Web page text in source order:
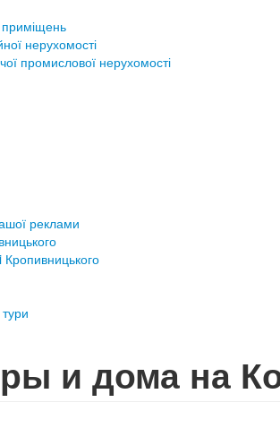
нерухомості
промислової нерухомості
реклами
и дома на